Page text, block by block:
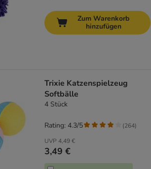
Zum Warenkorb
hinzufügen
Trixie Katzenspielzeug
Softbälle
4 Stück
UVP 4,49 €
3,49 €
Rating: 4.3/5 (264)